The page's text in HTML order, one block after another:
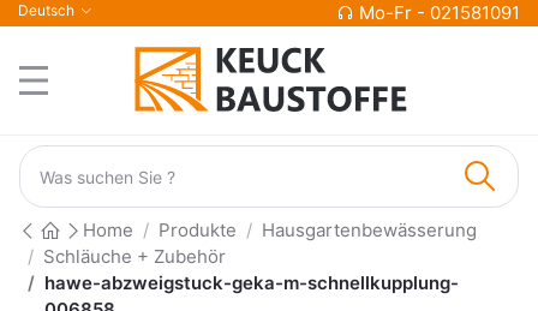
Deutsch Mo-Fr - 021581091
Home Produkte
Hausgartenbewässerung
Schläuche + Zubehör
hawe-abzweigstuck-geka-m-schnellkupplung-